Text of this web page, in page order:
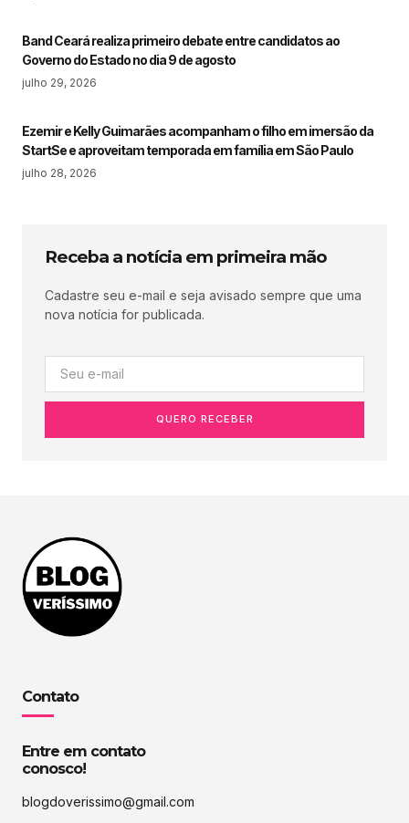
Band Ceará realiza primeiro debate entre candidatos ao
Governo do Estado no dia 9 de agosto
julho 29, 2026
Ezemir e Kelly Guimarães acompanham o filho em imersão da
StartSe e aproveitam temporada em família em São Paulo
julho 28, 2026
Receba a notícia em primeira mão
Cadastre seu e-mail e seja avisado sempre que uma
nova notícia for publicada.
QUERO RECEBER
Contato
Entre em contato
conosco!
blogdoverissimo@gmail.com